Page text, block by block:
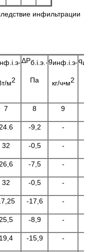
инфильтрации
i.э,
м2
ΔPб.i.э.,
Па
gинф.i.э,
кг/ч*м2
q
7 8 9
-9,2 -
32 -0,5 -
-7,5 -
32 -0,5 -
-17,6 -
-8,9 -
19,4 -15,9 -